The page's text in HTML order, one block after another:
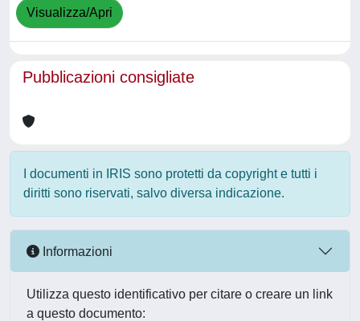
Visualizza/Apri
Pubblicazioni consigliate
I documenti in IRIS sono protetti da copyright e tutti i
diritti sono riservati, salvo diversa indicazione.
Informazioni
Utilizza questo identificativo per citare o creare un link
a questo documento: